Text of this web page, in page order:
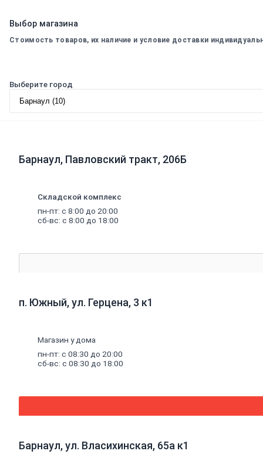
для
Специальные
Декоративные
водоснабжение,
Котлы
Дымоходы
Печное
для
чистки
и
комплектующие
сауны
алюминиевые
Выбор магазина
Стоимость товаров, их наличие и условие доставки
Выберите город
Барнаул, Павловский тракт, 206Б
Складской комплекс
пн-пт: с 8:00 до 20:00
сб-вс: с 8:00 до 18:00
п. Южный, ул. Герцена, 3 к1
Магазин у дома
пн-пт: с 08:30 до 20:00
сб-вс: с 08:30 до 18:00
Барнаул, ул. Власихинская, 65а к1